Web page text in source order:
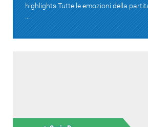
highlights.Tutte le emozioni della
...